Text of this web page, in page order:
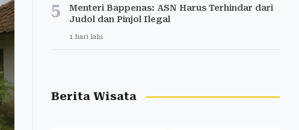
5
Menteri Bappenas: ASN Harus Terhindar dari
Judol dan Pinjol Ilegal
1 hari lalu
Berita Wisata